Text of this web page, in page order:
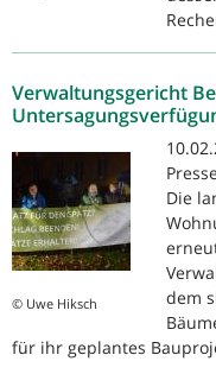
Verwaltungsgericht
© Uwe Hiksch
Die
dem
für ihr geplantes